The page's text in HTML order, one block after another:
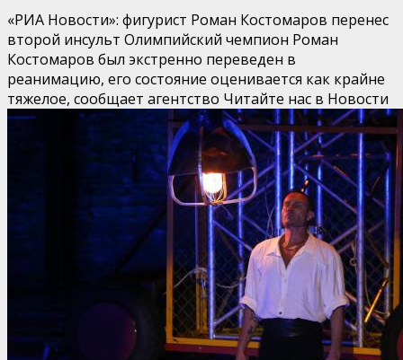
«РИА Новости»: фигурист Роман Костомаров перенес
второй инсульт Олимпийский чемпион Роман
Костомаров был экстренно переведен в
реанимацию, его состояние оценивается как крайне
тяжелое, сообщает агентство Читайте нас в Новости